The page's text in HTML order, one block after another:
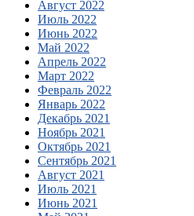
Август 2022
Июль 2022
Июнь 2022
Май 2022
Апрель 2022
Март 2022
Февраль 2022
Январь 2022
Декабрь 2021
Ноябрь 2021
Октябрь 2021
Сентябрь 2021
Август 2021
Июль 2021
Июнь 2021